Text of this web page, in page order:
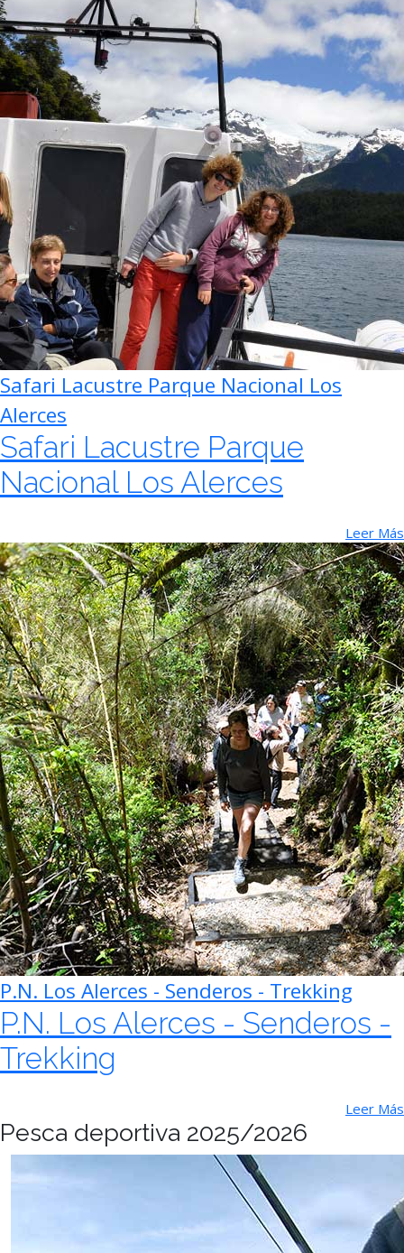
Safari Lacustre Parque Nacional Los
Alerces
Safari Lacustre Parque
Nacional Los Alerces
Leer Más
P.N. Los Alerces - Senderos - Trekking
P.N. Los Alerces - Senderos -
Trekking
Leer Más
Pesca deportiva 2025/2026